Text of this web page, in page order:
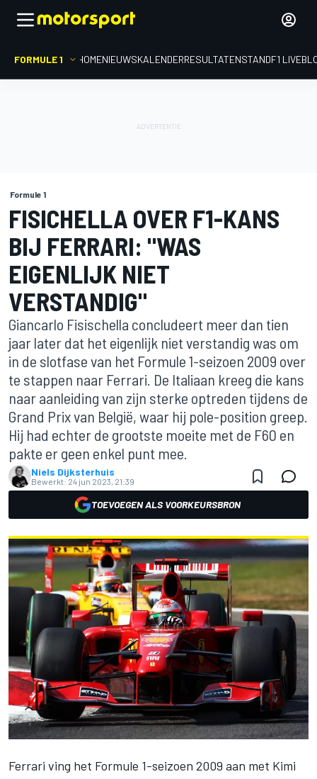
FORMULE 1 HOMENIEUWSKALENDERRESULTATENSTANDF1
Formule 1
FISICHELLA OVER F1-KANS
BIJ FERRARI: "WAS
EIGENLIJK NIET
VERSTANDIG"
Giancarlo Fisischella concludeert meer dan tien
jaar later dat het eigenlijk niet verstandig was om
in de slotfase van het Formule 1-seizoen 2009 over
te stappen naar Ferrari. De Italiaan kreeg die kans
naar aanleiding van zijn sterke optreden tijdens de
Grand Prix van België, waar hij pole-position greep.
Hij had echter de grootste moeite met de F60 en
pakte er geen enkel punt mee.
Niels Dijksterhuis
Bewerkt: 24 jun 2023, 21:39
TOEVOEGEN ALS VOORKEURSBRON
Ferrari ving het Formule 1-seizoen 2009 aan met Kimi